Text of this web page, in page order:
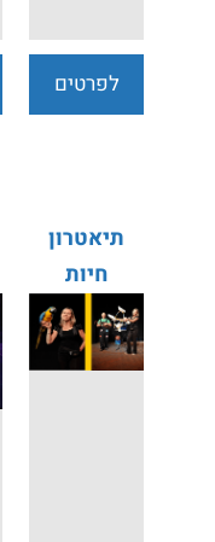
לפרטים
תיאטרון
חיות
וציפורים